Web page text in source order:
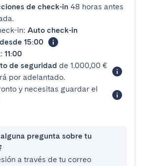
de check-in 48 horas antes
in: Auto check-in
desde 15:00
11:00
de seguridad de 1.000,00 €
por adelantado.
y necesitas guardar el
alguna pregunta sobre tu
a través de tu correo